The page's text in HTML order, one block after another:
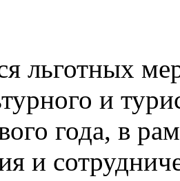
льготных
и
года, в
и